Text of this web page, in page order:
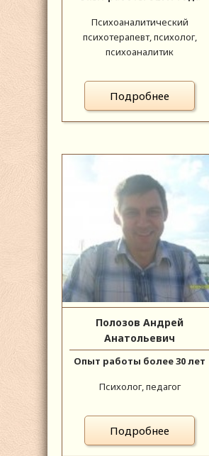
Психоаналитический
психотерапевт, психолог,
психоаналитик
Подробнее
Полозов Андрей
Анатольевич
Опыт работы более 30 лет
Психолог, педагог
Подробнее